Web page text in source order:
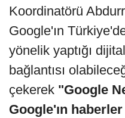
Koordinatörü
Google'ın
yönelik yaptığı
bağlantısı
çekerek "Google
Google'ın